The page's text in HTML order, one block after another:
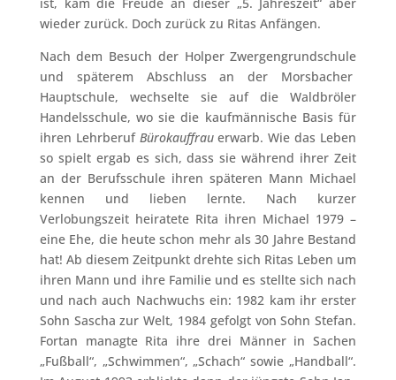
wieder zurück. Doch zurück zu Ritas Anfängen.
Nach dem Besuch der Holper Zwergengrundschule
und späterem Abschluss an der Morsbacher
Hauptschule, wechselte sie auf die Waldbröler
Handelsschule, wo sie die kaufmännische Basis für
ihren Lehrberuf Bürokauffrauerwarb. Wie das Leben
so spielt ergab es sich, dass sie während ihrer Zeit
an der Berufsschule ihren späteren Mann Michael
kennen und lieben lernte. Nach kurzer
Verlobungszeit heiratete Rita ihren Michael 1979 –
eine Ehe, die heute schon mehr als 30 Jahre Bestand
hat! Ab diesem Zeitpunkt drehte sich Ritas Leben um
ihren Mann und ihre Familie und es stellte sich nach
und nach auch Nachwuchs ein: 1982 kam ihr erster
Sohn Sascha zur Welt, 1984 gefolgt von Sohn Stefan.
Fortan managte Rita ihre drei Männer in Sachen
„Fußball“, „Schwimmen“, „Schach“ sowie „Handball“.